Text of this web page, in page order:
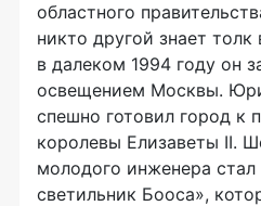
областного
никто другой знает
в далеком 1994 году он
освещением Москвы.
спешно готовил город к
королевы Елизаветы II.
молодого инженера стал
светильник Бооса»,